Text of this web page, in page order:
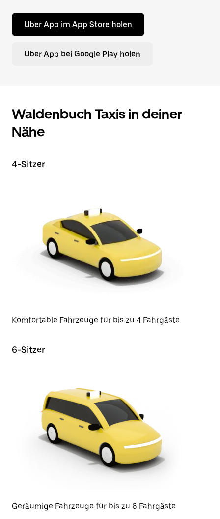
Uber App im App Store holen
Uber App bei Google Play holen
Waldenbuch Taxis in deiner
Nähe
4-Sitzer
Komfortable Fahrzeuge für bis zu 4 Fahrgäste
6-Sitzer
Geräumige Fahrzeuge für bis zu 6 Fahrgäste